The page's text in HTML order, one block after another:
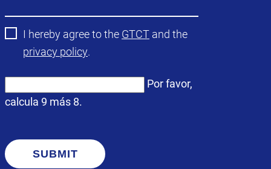
I hereby agree to the GTCT and the
privacy policy.
Por favor,
calcula 9 más 8.
SUBMIT